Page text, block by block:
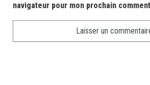
navigateur pour mon prochain